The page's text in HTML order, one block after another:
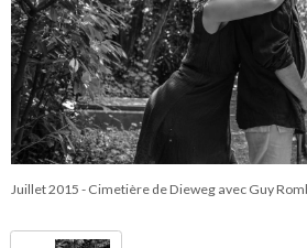
Juillet 2015 - Cimetière de Dieweg avec Guy